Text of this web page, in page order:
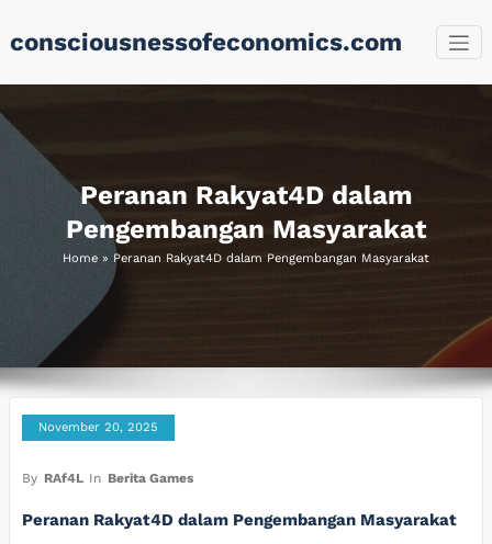
consciousnessofeconomics.com
Peranan Rakyat4D dalam
Pengembangan Masyarakat
Home » Peranan Rakyat4D dalam Pengembangan Masyarakat
November 20, 2025
By RAf4L In Berita Games
Peranan Rakyat4D dalam Pengembangan Masyarakat